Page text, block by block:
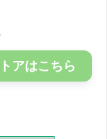
アはこちら